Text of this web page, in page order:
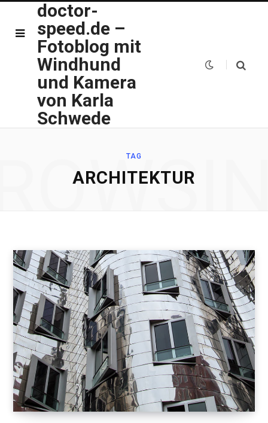
doctor-
speed.de –
Fotoblog mit
Windhund
und Kamera
von Karla
Schwede
TAG
ARCHITEKTUR